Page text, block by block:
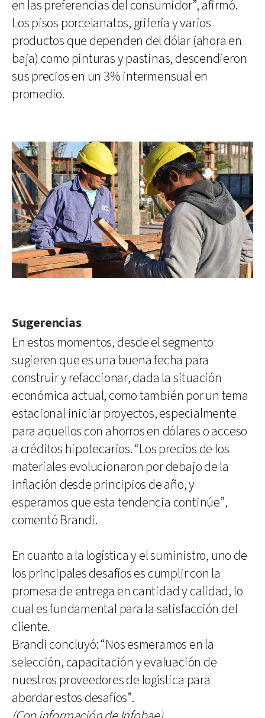
en las preferencias del consumidor”, afirmó.
Los pisos porcelanatos, grifería y varios
productos que dependen del dólar (ahora en
baja) como pinturas y pastinas, descendieron
sus precios en un 3% intermensual en
promedio.
Sugerencias
En estos momentos, desde el segmento
sugieren que es una buena fecha para
construir y refaccionar, dada la situación
económica actual, como también por un tema
estacional iniciar proyectos, especialmente
para aquellos con ahorros en dólares o acceso
a créditos hipotecarios. “Los precios de los
materiales evolucionaron por debajo de la
inflación desde principios de año, y
esperamos que esta tendencia continúe”,
comentó Brandi.
En cuanto a la logística y el suministro, uno de
los principales desafíos es cumplir con la
promesa de entrega en cantidad y calidad, lo
cual es fundamental para la satisfacción del
cliente.
Brandi concluyó: “Nos esmeramos en la
selección, capacitación y evaluación de
nuestros proveedores de logística para
abordar estos desafíos”.